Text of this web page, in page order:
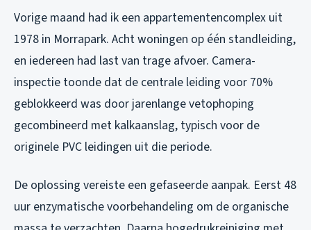
Vorige maand had ik een appartementencomplex uit
1978 in Morrapark. Acht woningen op één standleiding,
en iedereen had last van trage afvoer. Camera-
inspectie toonde dat de centrale leiding voor 70%
geblokkeerd was door jarenlange vetophoping
gecombineerd met kalkaanslag, typisch voor de
originele PVC leidingen uit die periode.
De oplossing vereiste een gefaseerde aanpak. Eerst 48
uur enzymatische voorbehandeling om de organische